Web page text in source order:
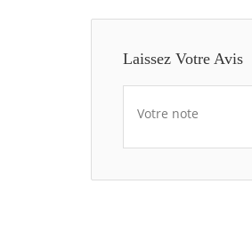
Laissez Votre Avis
Votre note